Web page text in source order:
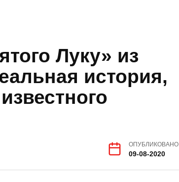
Луку» из
история,
ОПУБЛИКОВАНО
09-08-2020